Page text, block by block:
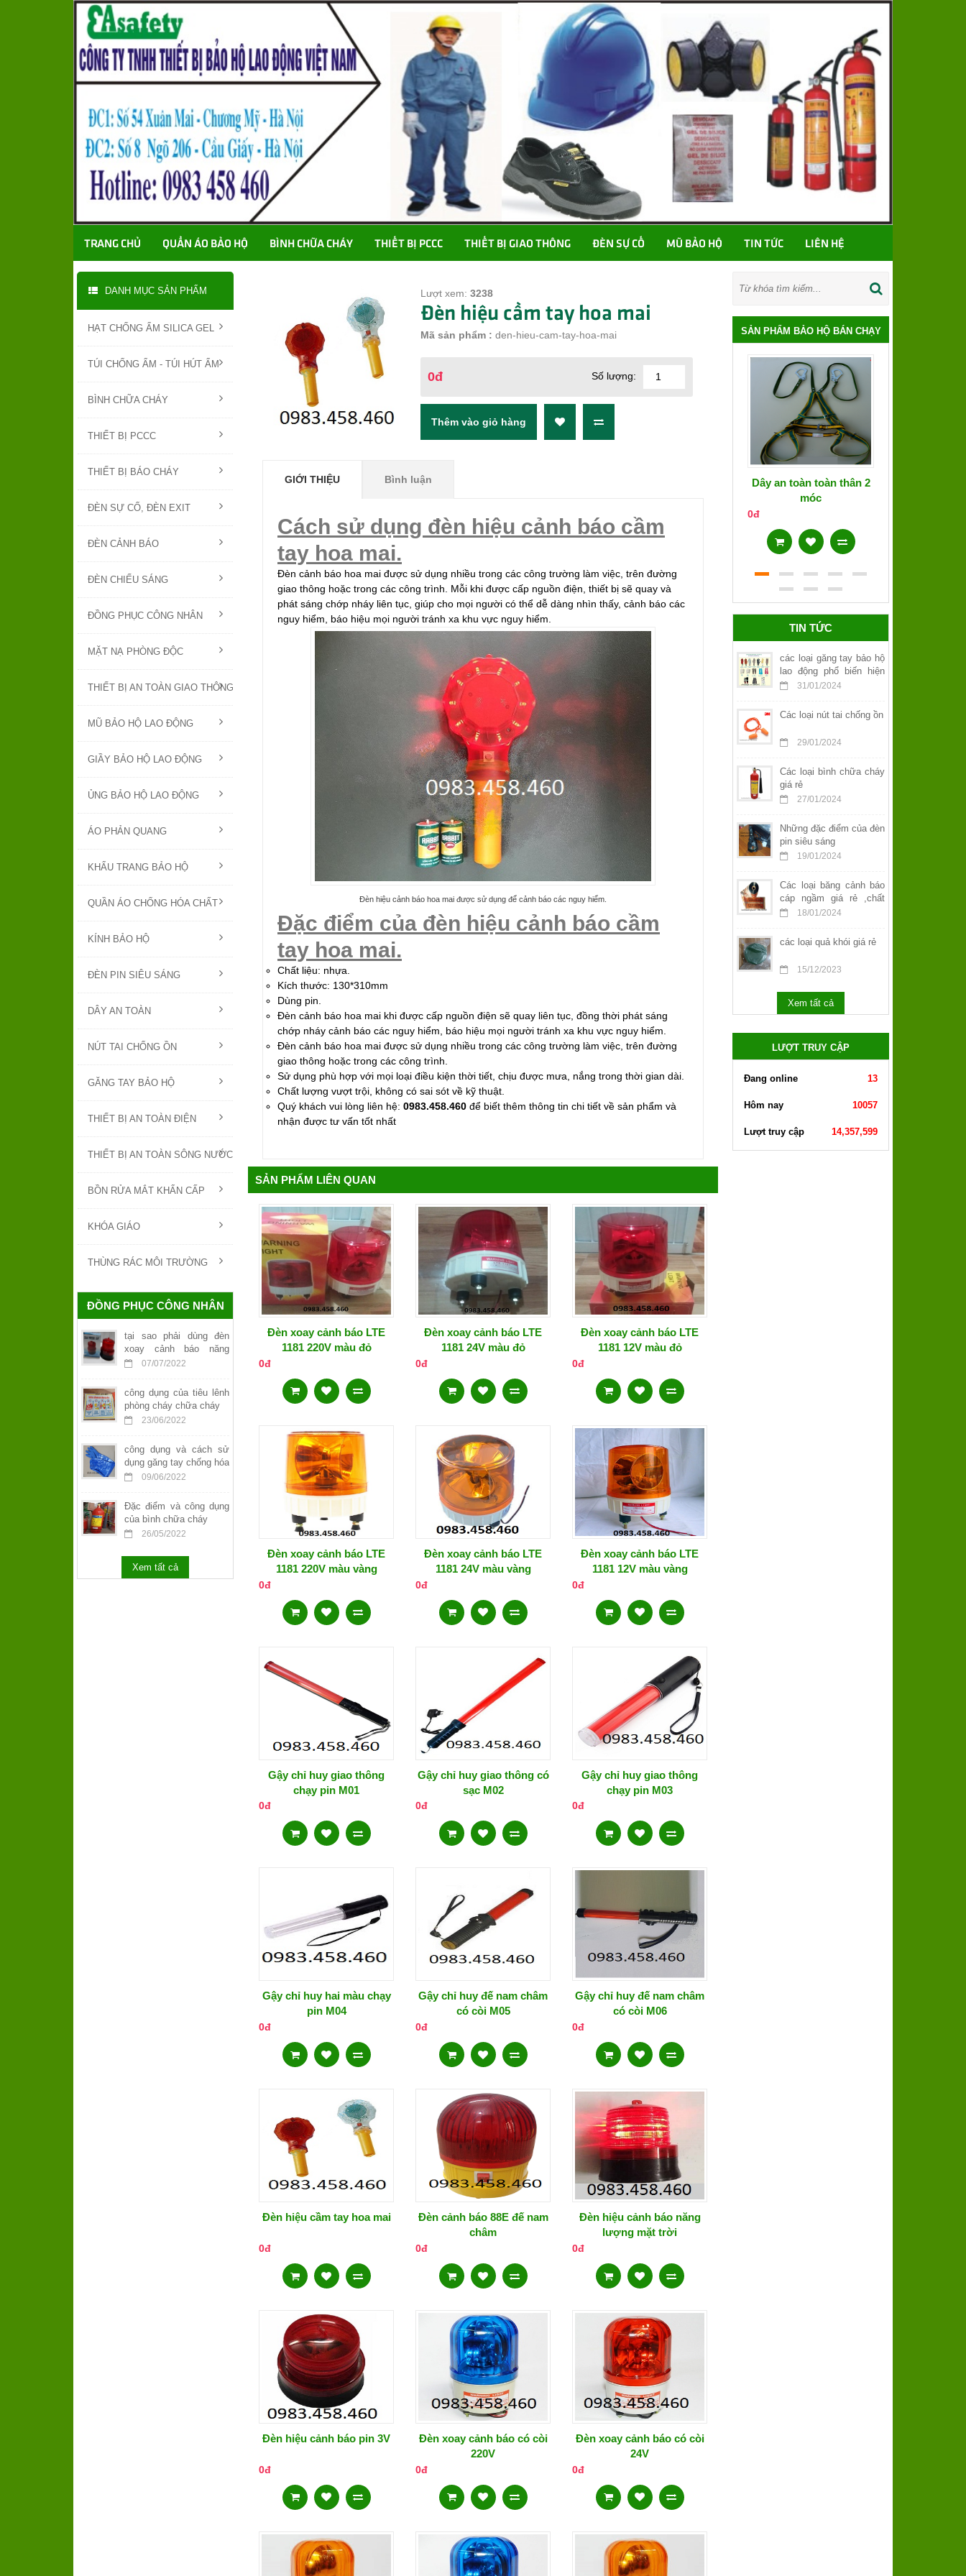
TRANG CHỦ QUẦN ÁO BẢO HỘ BÌNH CHỮA CHÁY THIẾT BỊ PCCC THIẾT BỊ GIAO THÔNG ĐÈN SỰ CỐ MŨ BẢO HỘ TIN TỨC LIÊN HỆ
DANH MỤC SẢN PHẨM
HẠT CHỐNG ẨM SILICA GEL
TÚI CHỐNG ẨM - TÚI HÚT ẨM
BÌNH CHỮA CHÁY
THIẾT BỊ PCCC
THIẾT BỊ BÁO CHÁY
ĐÈN SỰ CỐ, ĐÈN EXIT
ĐÈN CẢNH BÁO
ĐÈN CHIẾU SÁNG
ĐỒNG PHỤC CÔNG NHÂN
MẶT NẠ PHÒNG ĐỘC
THIẾT BỊ AN TOÀN GIAO THÔNG
MŨ BẢO HỘ LAO ĐỘNG
GIẦY BẢO HỘ LAO ĐỘNG
ỦNG BẢO HỘ LAO ĐỘNG
ÁO PHẢN QUANG
KHẨU TRANG BẢO HỘ
QUẦN ÁO CHỐNG HÓA CHẤT
KÍNH BẢO HỘ
ĐÈN PIN SIÊU SÁNG
DÂY AN TOÀN
NÚT TAI CHỐNG ỒN
GĂNG TAY BẢO HỘ
THIẾT BỊ AN TOÀN ĐIỆN
THIẾT BỊ AN TOÀN SÔNG NƯỚC
BỒN RỬA MẮT KHẨN CẤP
KHÓA GIÁO
THÙNG RÁC MÔI TRƯỜNG
ĐỒNG PHỤC CÔNG NHÂN
tại sao phải dùng đèn
xoay cảnh báo năng
lượng mặt trời
07/07/2022
công dụng của tiêu lênh
phòng cháy chữa cháy
23/06/2022
công dụng và cách sử
dụng găng tay chống hóa
chất09/06/2022
Đặc điểm và công dụng
của bình chữa cháy
26/05/2022
Xem tất cả
Lượt xem: 3238
Đèn hiệu cầm tay hoa mai
Mã sản phẩm : den-hieu-cam-tay-hoa-mai
0đ Số lượng:
GIỚI THIỆU Bình luận
Cách sử dụng đèn hiệu cảnh báo cầm
tay hoa mai.
Đèn cảnh báo hoa mai được sử dụng nhiều trong các công trường làm việc, trên đường
giao thông hoặc trong các công trình. Mỗi khi được cấp nguồn điện, thiết bị sẽ quay và
phát sáng chớp nháy liên tục, giúp cho mọi người có thể dễ dàng nhìn thấy, cảnh báo các
nguy hiểm, báo hiệu mọi người tránh xa khu vực nguy hiểm.
Đèn hiệu cảnh báo hoa mai được sử dụng để cảnh báo các nguy hiểm.
Đặc điểm của đèn hiệu cảnh báo cầm
tay hoa mai.
Chất liệu: nhựa.
Kích thước: 130*310mm
Dùng pin.
Đèn cảnh báo hoa mai khi được cấp nguồn điện sẽ quay liên tục, đồng thời phát sáng
chớp nháy cảnh báo các nguy hiểm, báo hiệu mọi người tránh xa khu vực nguy hiểm.
Đèn cảnh báo hoa mai được sử dụng nhiều trong các công trường làm việc, trên đường
giao thông hoặc trong các công trình.
Sử dụng phù hợp với mọi loại điều kiện thời tiết, chịu được mưa, nắng trong thời gian dài.
Chất lượng vượt trội, không có sai sót về kỹ thuật.
Quý khách vui lòng liên hệ: 0983.458.460 để biết thêm thông tin chi tiết về sản phẩm và
nhận được tư vấn tốt nhất
SẢN PHẨM LIÊN QUAN
Đèn xoay cảnh báo LTE
1181 220V màu đỏ
0đ
Đèn xoay cảnh báo LTE
1181 24V màu đỏ
0đ
Đèn xoay cảnh báo LTE
1181 12V màu đỏ
0đ
Đèn xoay cảnh báo LTE
1181 220V màu vàng
0đ
Đèn xoay cảnh báo LTE
1181 24V màu vàng
0đ
Đèn xoay cảnh báo LTE
1181 12V màu vàng
0đ
Gậy chỉ huy giao thông
chạy pin M01
0đ
Gậy chỉ huy giao thông có
sạc M02
0đ
Gậy chỉ huy giao thông
chạy pin M03
0đ
Gậy chỉ huy hai màu chạy
pin M04
0đ
Gậy chỉ huy đế nam châm
có còi M05
0đ
Gậy chỉ huy đế nam châm
có còi M06
0đ
Đèn hiệu cầm tay hoa mai
0đ
Đèn cảnh báo 88E đế nam
châm
0đ
Đèn hiệu cảnh báo năng
lượng mặt trời
0đ
Đèn hiệu cảnh báo pin 3V
0đ
Đèn xoay cảnh báo có còi
220V
0đ
Đèn xoay cảnh báo có còi
24V
0đ
SẢN PHẨM BẢO HỘ BÁN CHẠY
Dây an toàn toàn thân 2
móc
0đ
TIN TỨC
các loại găng tay bảo hộ
lao động phổ biến hiện
nay
31/01/2024
Các loại nút tai chống ồn
29/01/2024
Các loại bình chữa cháy
giá rẻ
27/01/2024
Những đặc điểm của đèn
pin siêu sáng
19/01/2024
Các loại băng cảnh báo
cáp ngầm giá rẻ ,chất
lượng18/01/2024
các loại quả khói giá rẻ
15/12/2023
Xem tất cả
LƯỢT TRUY CẬP
Đang online 13
Hôm nay 10057
Lượt truy cập 14,357,599